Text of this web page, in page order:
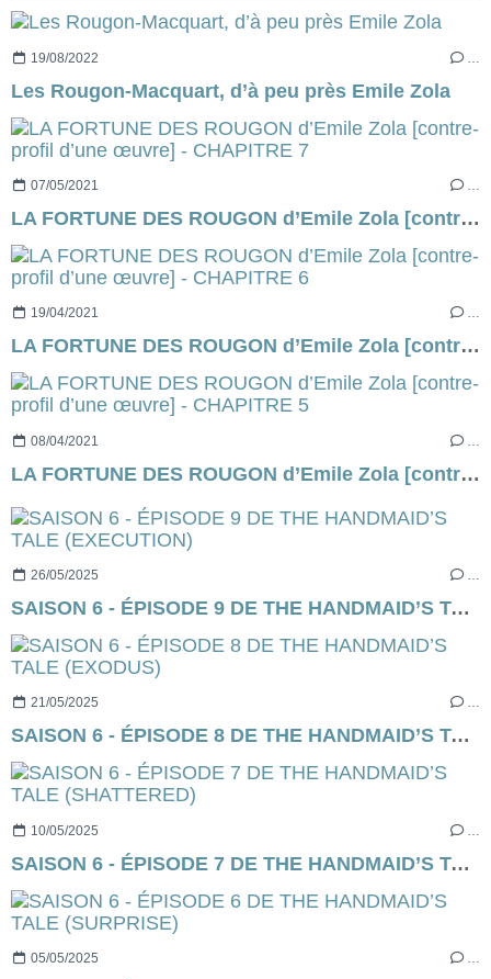
19/08/2022
Les Rougon-Macquart, d’à peu près Emile Zola
07/05/2021 …
LA FORTUNE DES ROUGON d’Emile Zola [contre-profil d’une œuvre] - CHAPITRE 7
19/04/2021 …
LA FORTUNE DES ROUGON d’Emile Zola [contre-profil d’une œuvre] - CHAPITRE 6
08/04/2021
LA FORTUNE DES ROUGON d’Emile Zola [contre-profil d’une œuvre] - CHAPITRE 5
26/05/2025 …
SAISON 6 - ÉPISODE 9 DE THE HANDMAID’S TALE (EXECUTION)
21/05/2025 …
SAISON 6 - ÉPISODE 8 DE THE HANDMAID’S TALE (EXODUS)
10/05/2025 …
SAISON 6 - ÉPISODE 7 DE THE HANDMAID’S TALE (SHATTERED)
05/05/2025 …